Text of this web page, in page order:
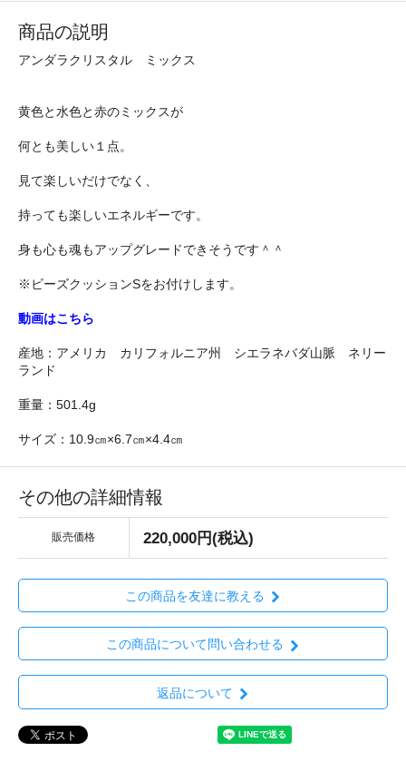
商品の説明
アンダラクリスタル ミックス
黄色と水色と赤のミックスが
何とも美しい１点。
見て楽しいだけでなく、
持っても楽しいエネルギーです。
身も心も魂もアップグレードできそうです＾＾
※ビーズクッションSをお付けします。
動画はこちら
産地：アメリカ カリフォルニア州 シエラネバダ山脈 ネリー
ランド
重量：501.4g
サイズ：10.9㎝×6.7㎝×4.4㎝
その他の詳細情報
販売価格 220,000円(税込)
この商品を友達に教える
この商品について問い合わせる
返品について